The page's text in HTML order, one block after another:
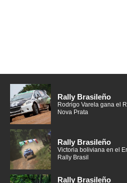
Rally Brasileño
Rodrigo Varela gana el
Nova Prata
Rally Brasileño
Victoria boliviana en el
Rally Brasil
Rally Brasileño